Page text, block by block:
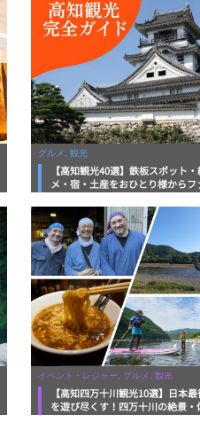
グルメ, 観光
【高知観光40選】鉄板スポット
メ・宿・土産をおひとり様からフ
イベント・レジャー, グルメ, 観光
【高知四万十川観光10選】日本
を遊び尽くす！四万十川の絶景・